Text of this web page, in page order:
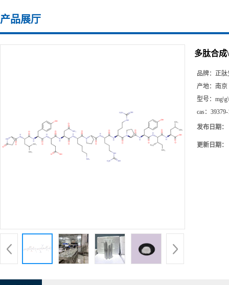
产品展厅
多肽合成
品牌： 正肽
产地： 南京
型号：
cas：
发布日期：
更新日期：